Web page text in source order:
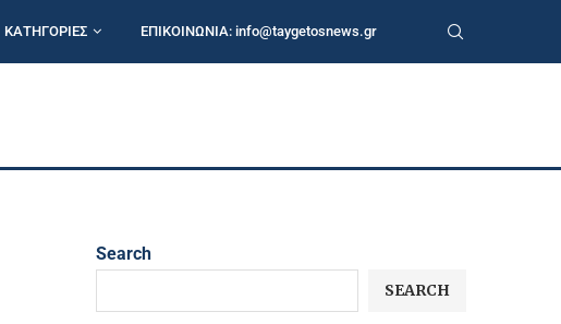
ΚΑΤΗΓΟΡΙΕΣ ΕΠΙΚΟΙΝΩΝΙΑ: info@taygetosnews.gr
Search
SEARCH